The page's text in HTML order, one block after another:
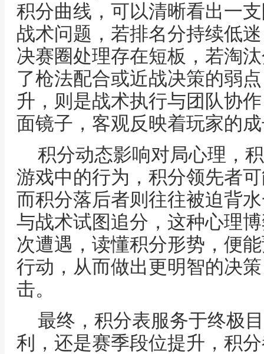
积分曲线，可以清晰看出一
战术问题，若排名分持续低
决赛圈处理存在短板，若淘
了枪法配合或近战决策的弱
升，则是战术执行与团队协
面镜子，客观反映着玩家的
积分动态影响对局心理，
游戏中的行为，积分领先者
而积分落后者则往往被迫背
与战术试图追分，这种心理
次遭遇，读懂积分形势，便
行动，从而做出更明智的决
击。
最终，积分表服务于终极
利，还是赛季段位提升，积